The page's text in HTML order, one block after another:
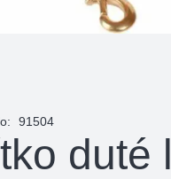
91504
duté